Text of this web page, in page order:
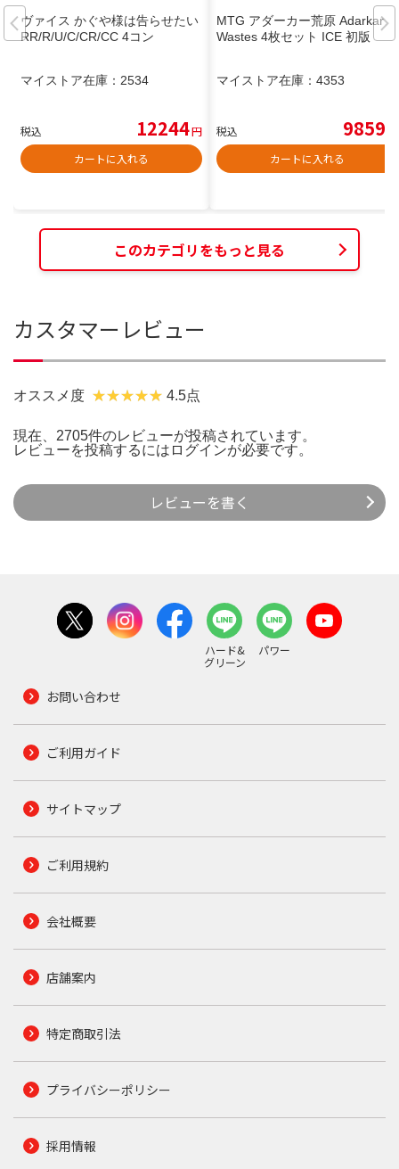
ヴァイス かぐや様は告らせたい
RR/R/U/C/CR/CC 4コン
マイストア在庫： 2534
税込 12244円
カートに入れる
MTG アダーカー荒原 Adarkar
Wastes 4枚セット ICE 初版
マイストア在庫： 4353
税込 9859
カートに入れる
このカテゴリをもっと見る
カスタマーレビュー
オススメ度 4.5点
現在、2705件のレビューが投稿されています。
レビューを投稿するには ログインが必要です。
レビューを書く
ハード&
グリーン
パワー
お問い合わせ
ご利用ガイド
サイトマップ
ご利用規約
会社概要
店舗案内
特定商取引法
プライバシーポリシー
採用情報